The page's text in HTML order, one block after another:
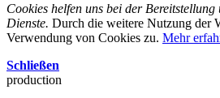
Cookies helfen uns bei der
Dienste. Durch die weitere Nutzung der
Verwendung von Cookies zu. Mehr
Schließen
production